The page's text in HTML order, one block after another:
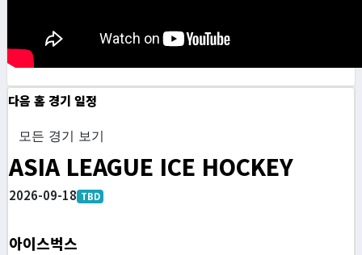
다음 홈 경기 일정
모든 경기 보기
ASIA LEAGUE ICE HOCKEY
2026-09-18 TBD
아이스벅스